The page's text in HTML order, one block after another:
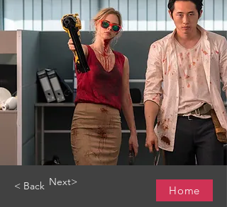
< Back Next>
Home